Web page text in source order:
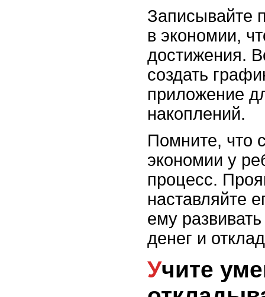
Записывайте
в экономии,
достижения.
создать
приложение
накоплений.
Помните, что
экономии у
процесс.
наставляйте
ему
денег и
Учите умению